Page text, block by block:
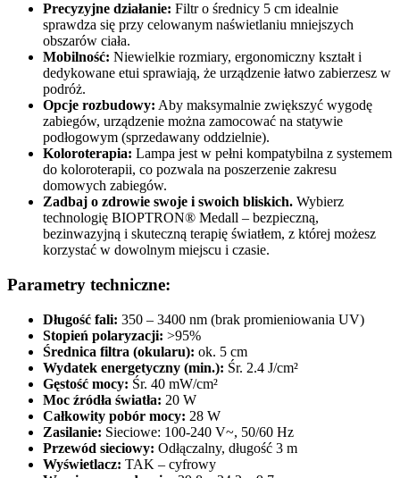
Precyzyjne działanie: Filtr o średnicy 5 cm idealnie
sprawdza się przy celowanym naświetlaniu mniejszych
obszarów ciała.
Mobilność: Niewielkie rozmiary, ergonomiczny kształt i
dedykowane etui sprawiają, że urządzenie łatwo zabierzesz w
podróż.
Opcje rozbudowy: Aby maksymalnie zwiększyć wygodę
zabiegów, urządzenie można zamocować na statywie
podłogowym (sprzedawany oddzielnie).
Koloroterapia: Lampa jest w pełni kompatybilna z systemem
do koloroterapii, co pozwala na poszerzenie zakresu
domowych zabiegów.
Zadbaj o zdrowie swoje i swoich bliskich. Wybierz
technologię BIOPTRON® Medall – bezpieczną,
bezinwazyjną i skuteczną terapię światłem, z której możesz
korzystać w dowolnym miejscu i czasie.
Parametry techniczne:
Długość fali: 350 – 3400 nm (brak promieniowania UV)
Stopień polaryzacji: >95%
Średnica filtra (okularu): ok. 5 cm
Wydatek energetyczny (min.): Śr. 2.4 J/cm²
Gęstość mocy: Śr. 40 mW/cm²
Moc źródła światła: 20 W
Całkowity pobór mocy: 28 W
Zasilanie: Sieciowe: 100-240 V~, 50/60 Hz
Przewód sieciowy: Odłączalny, długość 3 m
Wyświetlacz: TAK – cyfrowy